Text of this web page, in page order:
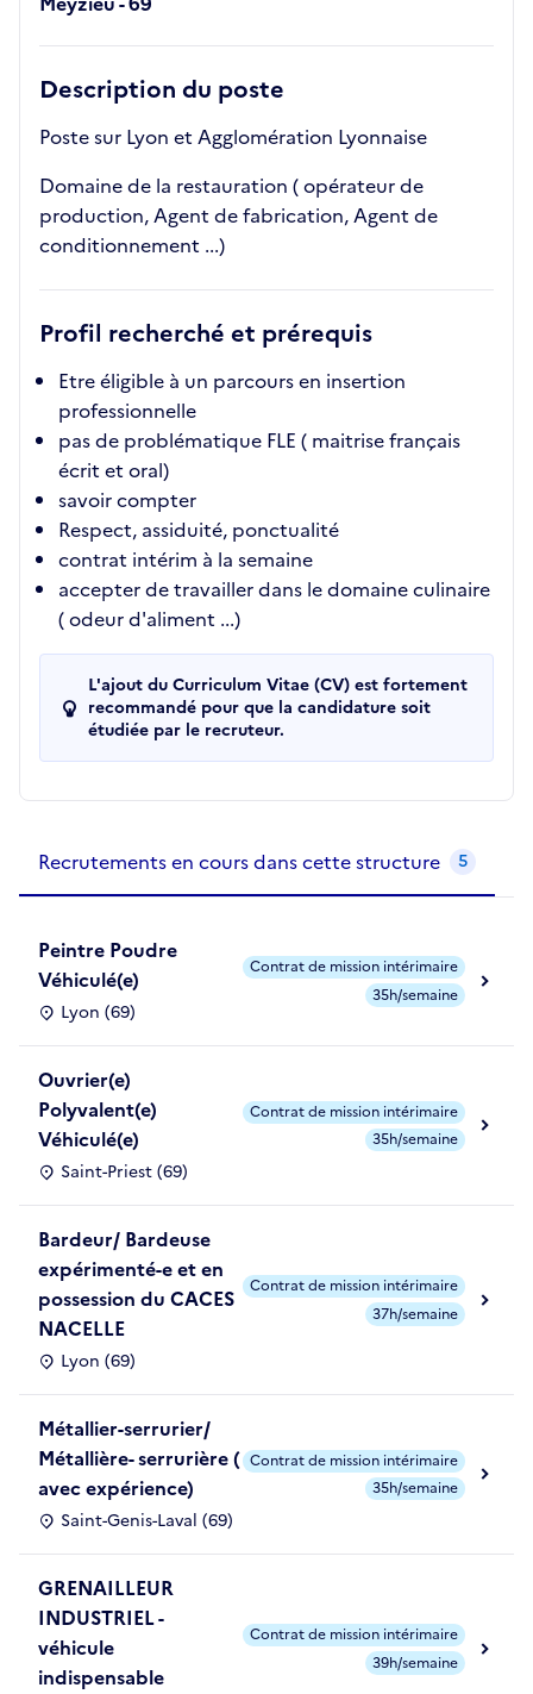
Description du poste
Poste sur Lyon et Agglomération Lyonnaise
Domaine de la restauration ( opérateur de
production, Agent de fabrication, Agent de
conditionnement ...)
Profil recherché et prérequis
Etre éligible à un parcours en insertion
professionnelle
pas de problématique FLE ( maitrise français
écrit et oral)
savoir compter
Respect, assiduité, ponctualité
contrat intérim à la semaine
accepter de travailler dans le domaine culinaire
( odeur d'aliment ...)
L'ajout du Curriculum Vitae (CV) est fortement
recommandé pour que la candidature soit
étudiée par le recruteur.
Recrutements en cours dans cette structure 5
Peintre Poudre
Véhiculé(e)
Lyon (69)
Contrat de mission intérimaire
35h/semaine
Ouvrier(e)
Polyvalent(e)
Véhiculé(e)
Saint-Priest (69)
Contrat de mission intérimaire
35h/semaine
Bardeur/ Bardeuse
expérimenté-e et en
possession du CACES
NACELLE
Lyon (69)
Contrat de mission intérimaire
37h/semaine
Métallier-serrurier/
Métallière- serrurière (
avec expérience)
Saint-Genis-Laval (69)
Contrat de mission intérimaire
35h/semaine
GRENAILLEUR
INDUSTRIEL -
véhicule
indispensable
Contrat de mission intérimaire
39h/semaine